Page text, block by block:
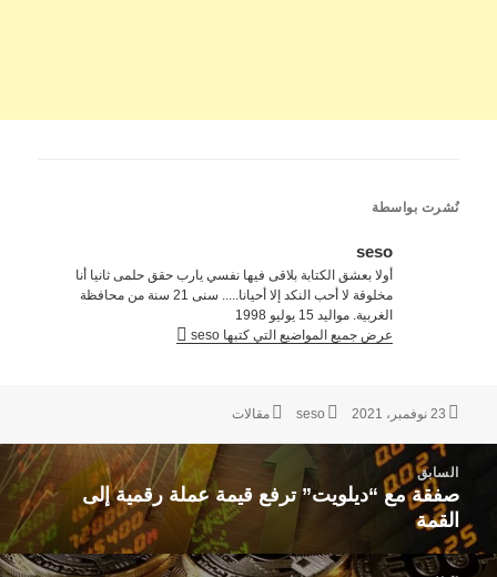
نُشرت بواسطة
seso
أولا بعشق الكتابة بلاقى فيها نفسي يارب حقق حلمى ثانيا أنا
مخلوقة لا أحب النكد إلا أحيانا..... سنى 21 سنة من محافظة
الغربية. مواليد 15 يوليو 1998
عرض جميع المواضيع التي كتبها seso
نُشرت
23 نوفمبر، 2021 الكاتب
seso التصنيفات
مقالات
المقالاتالسابق
المقالة
السابقة:
صفقة مع “ديلويت” ترفع قيمة عملة رقمية إلى
القمة